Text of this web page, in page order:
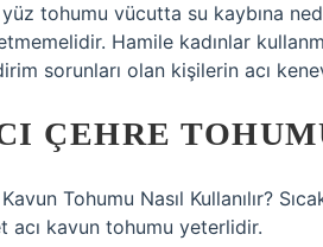
yüz tohumu vücutta su kaybına
Hamile kadınlar
sorunları olan kişilerin acı
ÇEHRE
Kavun Tohumu Nasıl Kullanılır?
acı kavun tohumu yeterlidir.